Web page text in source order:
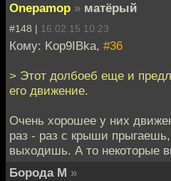
Onepamop » матёрый
#148 | 16.02.15 10:23
Кому: Kop9IBka, #36
> Этот долбоеб еще и
его движение.
Очень хорошее у них
раз - раз с крыши
выходишь. А то некоторые
Борода М »